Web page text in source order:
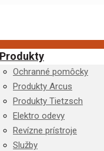
Produkty
Ochranné pomôcky
Produkty Arcus
Produkty Tietzsch
Elektro odevy
Revízne prístroje
Služby